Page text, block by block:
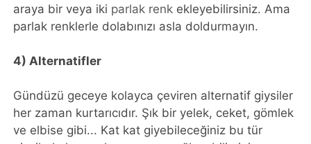
araya bir veya iki parlak renk ekleyebilirsiniz. Ama
parlak renklerle dolabınızı asla doldurmayın.
4) Alternatifler
Gündüzü geceye kolayca çeviren alternatif giysiler
her zaman kurtarıcıdır. Şık bir yelek, ceket, gömlek
ve elbise gibi... Kat kat giyebileceğiniz bu tür